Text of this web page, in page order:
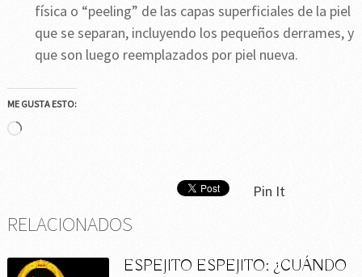
física o “peeling” de las capas superficiales de la piel
que se separan, incluyendo los pequeños derrames, y
que son luego reemplazados por piel nueva.
ME GUSTA ESTO:
Cargando...
Pin It
RELACIONADOS
ESPEJITO ESPEJITO: ¿CUÁNDO